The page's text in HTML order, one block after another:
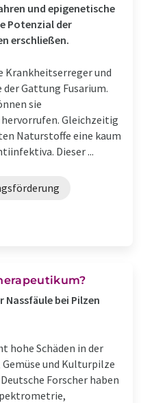
und epigenetische
Potenzial der
erschließen.
Krankheitserreger und
Gattung Fusarium.
sie
Gleichzeitig
Naturstoffe eine kaum
Dieser ...
bei Pilzen
hohe Schäden in der
und Kulturpilze
Forscher haben